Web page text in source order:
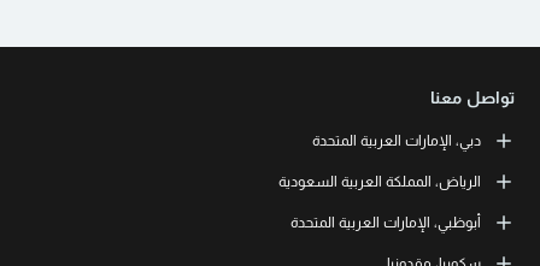
تواصل معنا
دبي، الإمارات العربية المتحدة
LEORON Professional Development Institute
Indigo Icon Tower JLT, Office 1208 PO Box: 390601 | Dubai, UAE
+971 4 447 57 11
Knowledge Park, Block 11, Office No. 112 and 113 | PO Box: 500383 |
الرياض، المملكة العربية السعودية
LEORON Saudi Experts Institute for Training
طريق الملك فهد، حي الرحمانية، برج القمر، الطابق الثالث والعشرون، مبنى
أبوظبي، الإمارات العربية المتحدة
LEORON Management Training